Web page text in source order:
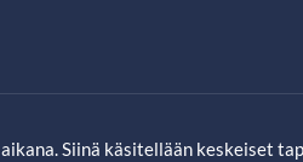
Siinä käsitellään keskeiset